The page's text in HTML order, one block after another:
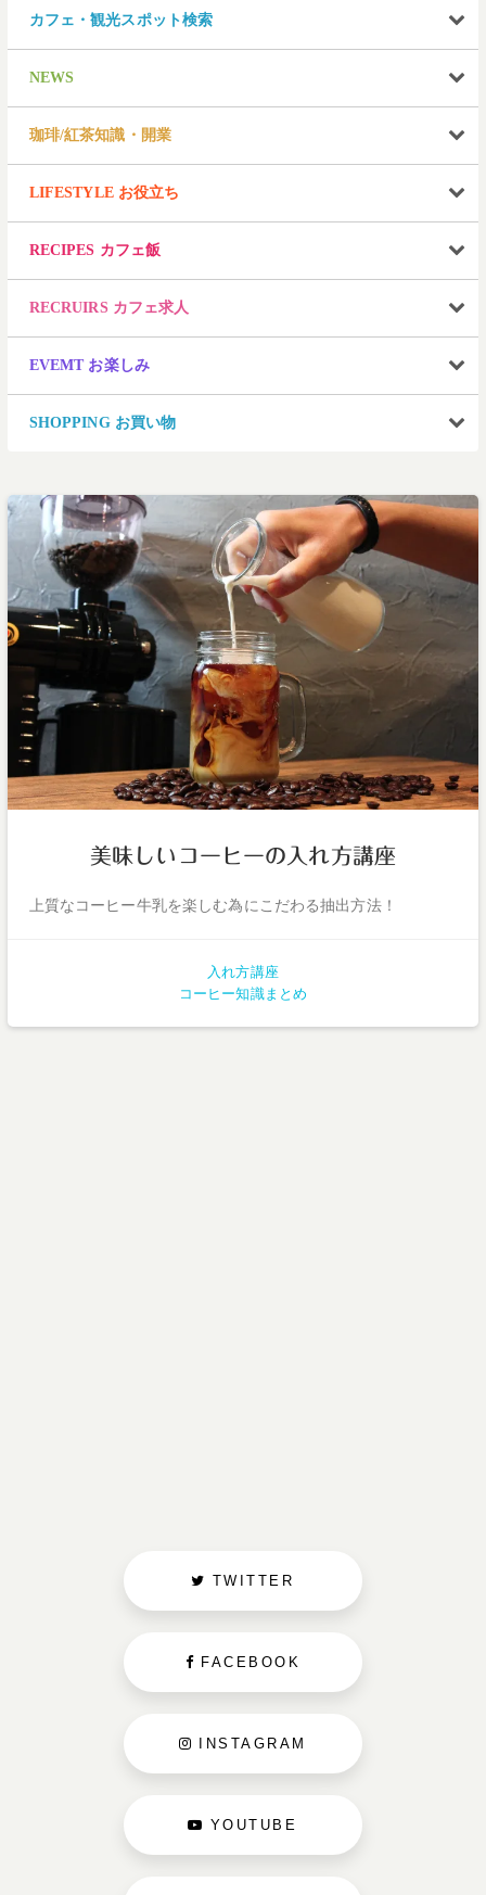
カフェ・観光スポット検索
NEWS
珈琲/紅茶知識・開業
LIFESTYLE お役立ち
RECIPES カフェ飯
RECRUIRS カフェ求人
EVEMT お楽しみ
SHOPPING お買い物
美味しいコーヒーの入れ方講座
上質なコーヒー牛乳を楽しむ為にこだわる抽出方法！
入れ方講座
コーヒー知識まとめ
TWITTER
FACEBOOK
INSTAGRAM
YOUTUBE